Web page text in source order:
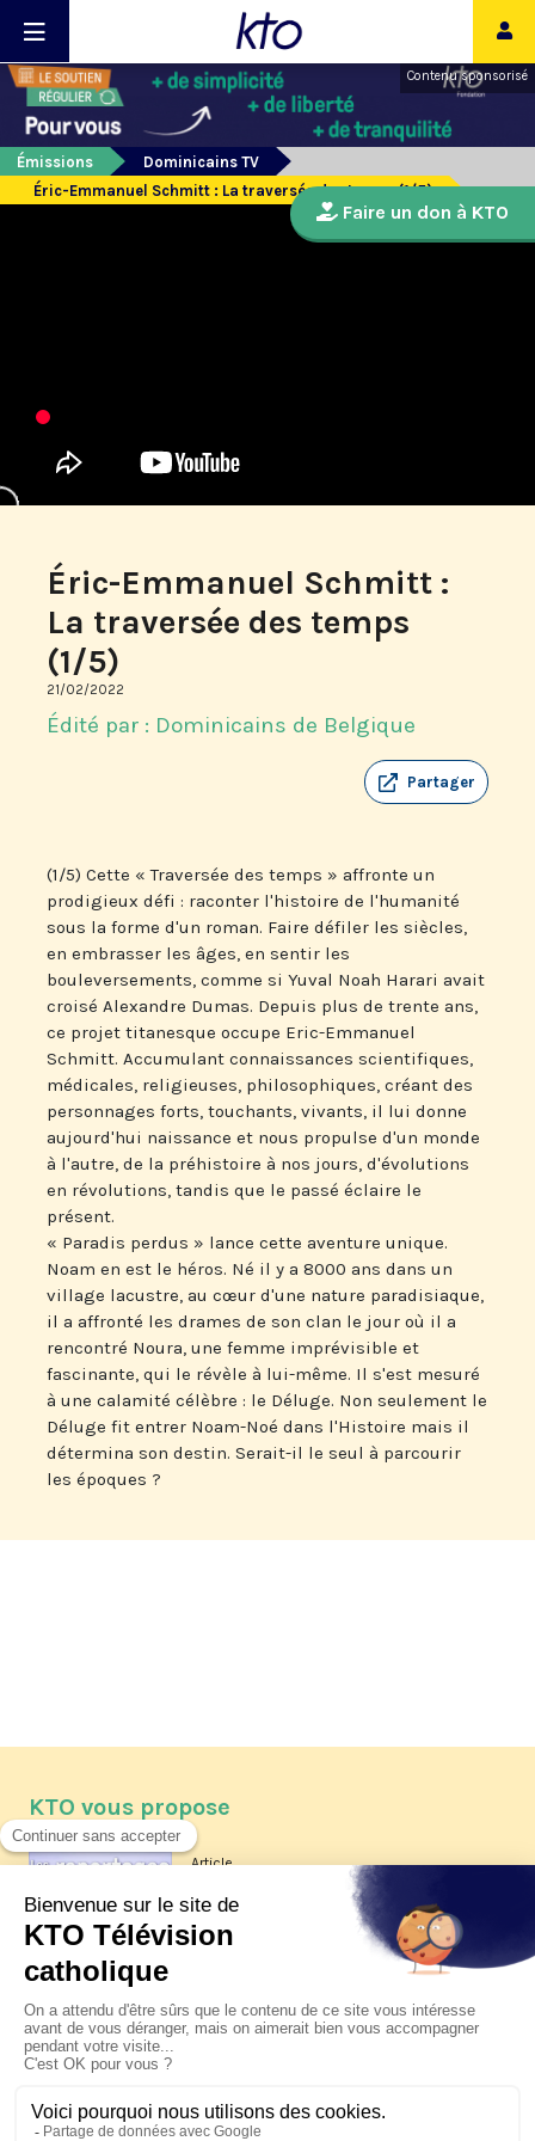
Contenu sponsorisé
Émissions
Dominicains TV
Éric-Emmanuel Schmitt : La traversée des temps (1/5)
Éric-Emmanuel Schmitt :
La traversée des temps
(1/5)
21/02/2022
Édité par : Dominicains de Belgique
Partager
(1/5) Cette « Traversée des temps » affronte un
prodigieux défi : raconter l'histoire de l'humanité
sous la forme d'un roman. Faire défiler les siècles,
en embrasser les âges, en sentir les
bouleversements, comme si Yuval Noah Harari avait
croisé Alexandre Dumas. Depuis plus de trente ans,
ce projet titanesque occupe Eric-Emmanuel
Schmitt. Accumulant connaissances scientifiques,
médicales, religieuses, philosophiques, créant des
personnages forts, touchants, vivants, il lui donne
aujourd'hui naissance et nous propulse d'un monde
à l'autre, de la préhistoire à nos jours, d'évolutions
en révolutions, tandis que le passé éclaire le
présent.
« Paradis perdus » lance cette aventure unique.
Noam en est le héros. Né il y a 8000 ans dans un
village lacustre, au cœur d'une nature paradisiaque,
il a affronté les drames de son clan le jour où il a
rencontré Noura, une femme imprévisible et
fascinante, qui le révèle à lui-même. Il s'est mesuré
à une calamité célèbre : le Déluge. Non seulement le
Déluge fit entrer Noam-Noé dans l'Histoire mais il
détermina son destin. Serait-il le seul à parcourir
les époques ?
Faire un don à KTO
KTO vous propose
Article
Les reportages d'été 2026 de KTO
La visite pastorale du pape Léon
XIV à Assise à suivre sur KTO le
jeudi 6 août
Le pape en Uruguay, Argentine et
Pérou du 6 au 17 novembre 2026